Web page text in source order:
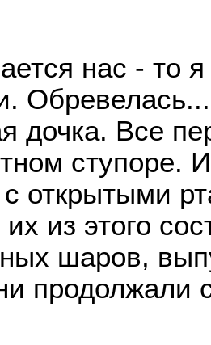
нас - то
дочка. Все
ступоре.
открытыми
из этого
шаров,
продолжали